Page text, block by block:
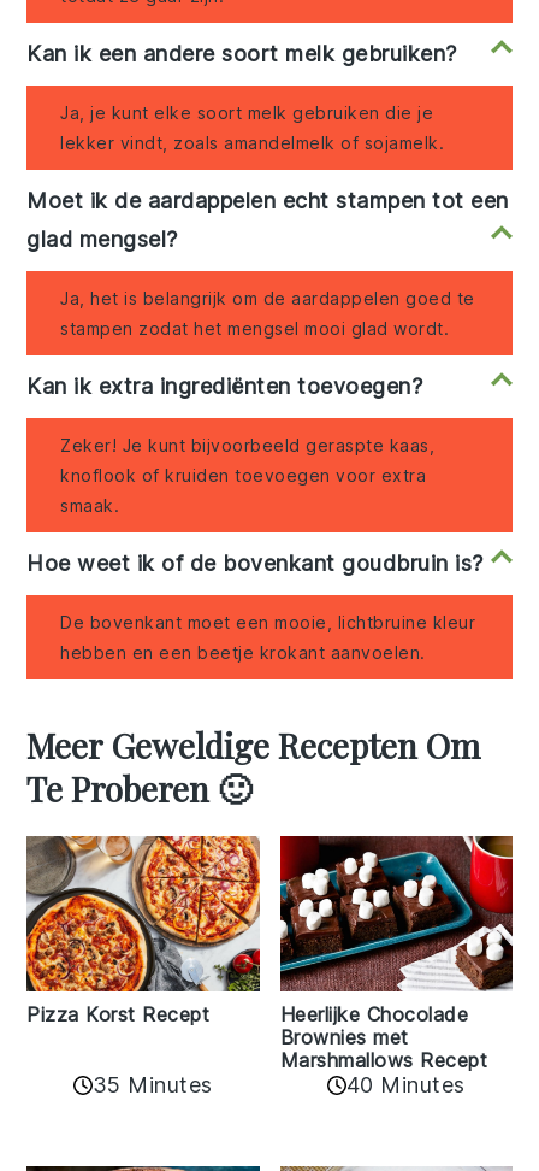
Kan ik een andere soort melk gebruiken?
Ja, je kunt elke soort melk gebruiken die je
lekker vindt, zoals amandelmelk of sojamelk.
Moet ik de aardappelen echt stampen tot een
glad mengsel?
Ja, het is belangrijk om de aardappelen goed te
stampen zodat het mengsel mooi glad wordt.
Kan ik extra ingrediënten toevoegen?
Zeker! Je kunt bijvoorbeeld geraspte kaas,
knoflook of kruiden toevoegen voor extra
smaak.
Hoe weet ik of de bovenkant goudbruin is?
De bovenkant moet een mooie, lichtbruine kleur
hebben en een beetje krokant aanvoelen.
Meer Geweldige Recepten Om
Te Proberen 🙂
Pizza Korst Recept
35 Minutes
Heerlijke Chocolade
Brownies met
Marshmallows Recept
40 Minutes